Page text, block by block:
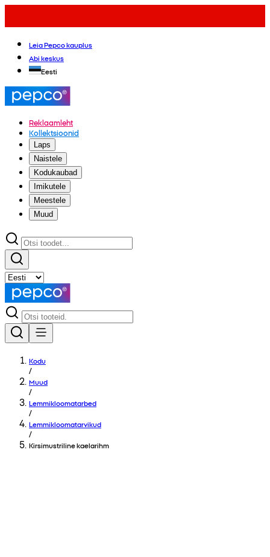
Leia Pepco kauplus
Abi keskus
Eesti
Reklaamleht
Kollektsioonid
Laps
Naistele
Kodukaubad
Imikutele
Meestele
Muud
Kodu
/
Muud
/
Lemmikloomatarbed
/
Lemmikloomatarvikud
/
Kirsimustriline kaelarihm